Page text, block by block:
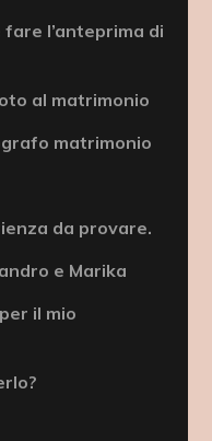
l’anteprima di
al matrimonio
matrimonio
da provare.
e Marika
il mio